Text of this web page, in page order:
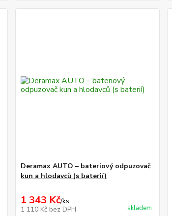
Deramax AUTO – bateriový odpuzovač
kun a hlodavců (s baterií)
1 343 Kč/ks
1 110 Kč bez DPH skladem